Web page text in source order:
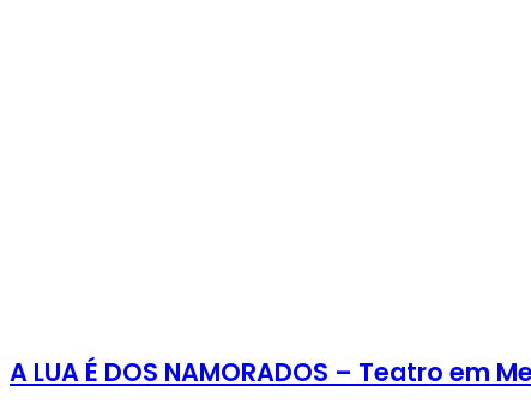
A LUA É DOS NAMORADOS – Teatro em